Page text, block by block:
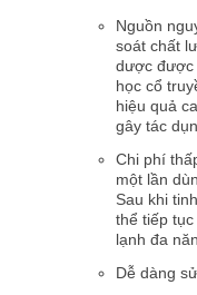
Nguồn
soát chất
dược được
học cổ
hiệu quả
gây tác
Chi phí
một lần
Sau khi
thể tiếp
lạnh đa
Dễ dàng